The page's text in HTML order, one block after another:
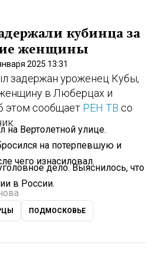
кубинца за
женщины
2025 13:31
задержан уроженец Кубы,
в Люберцах и
этом сообщает РЕН ТВ со
Вертолетной улице.
на потерпевшую и
чего изнасиловал.
дело. Выяснилось, что
в России.
ПОДМОСКОВЬЕ